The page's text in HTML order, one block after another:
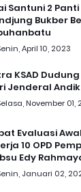
Santuni 2
Bukber
April 10, 2023
KSAD
Jenderal
November 01,
Evaluasi
10 OPD
Edy
Januari 02,